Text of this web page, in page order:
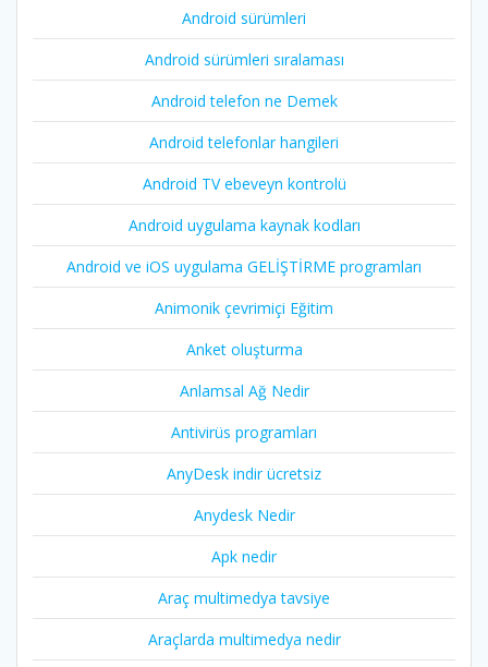
Android sürümleri
Android sürümleri sıralaması
Android telefon ne Demek
Android telefonlar hangileri
Android TV ebeveyn kontrolü
Android uygulama kaynak kodları
Android ve iOS uygulama GELİŞTİRME programları
Animonik çevrimiçi Eğitim
Anket oluşturma
Anlamsal Ağ Nedir
Antivirüs programları
AnyDesk indir ücretsiz
Anydesk Nedir
Apk nedir
Araç multimedya tavsiye
Araçlarda multimedya nedir